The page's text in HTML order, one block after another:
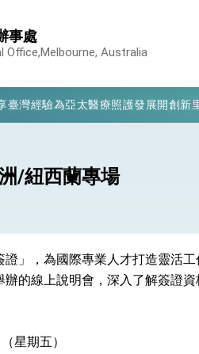
事處
Office,Melbourne, Australia
灣經驗為亞太醫療照護發展開創新
界」及「台灣智慧醫療與健康產業展
利走向世界 盼與理念相近國家共同
國是訪問
為國家邁出合作第一步
歷史性突破 總統強調將以3大面向
且不疊加 我輸美2072項產品豁免對
/紐西蘭專場
」，為國際專業人才打造靈活工
的線上說明會，深入了解簽證
星期五）